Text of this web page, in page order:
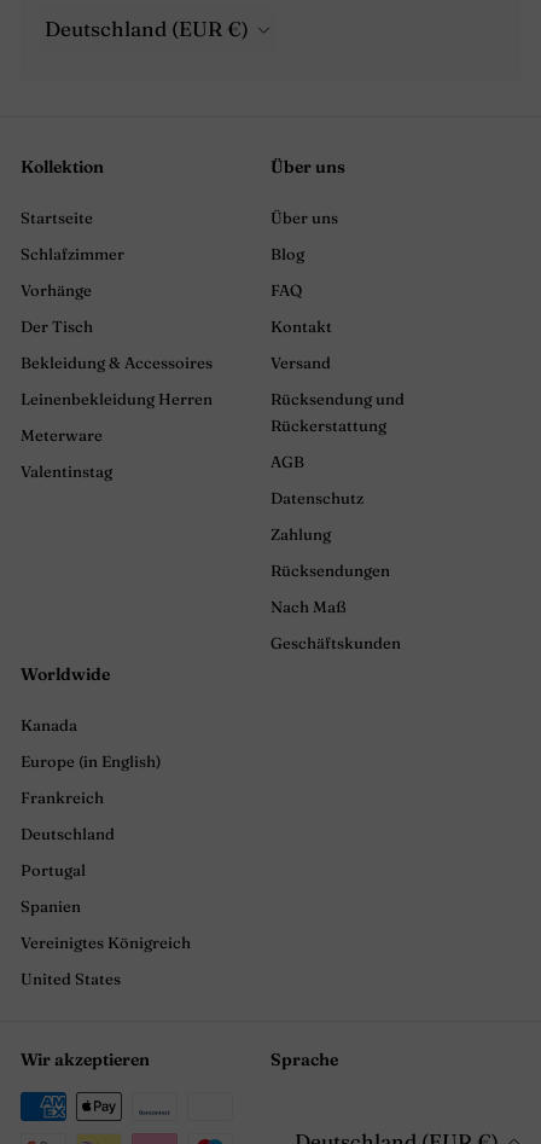
Deutschland (EUR €)
Kollektion
Startseite
Schlafzimmer
Vorhänge
Der Tisch
Bekleidung & Accessoires
Leinenbekleidung Herren
Meterware
Valentinstag
Über uns
Über uns
Blog
FAQ
Kontakt
Versand
Rücksendung und
Rückerstattung
AGB
Datenschutz
Zahlung
Rücksendungen
Nach Maß
Geschäftskunden
Worldwide
Kanada
Europe (in English)
Frankreich
Deutschland
Portugal
Spanien
Vereinigtes Königreich
United States
Wir akzeptieren Sprache